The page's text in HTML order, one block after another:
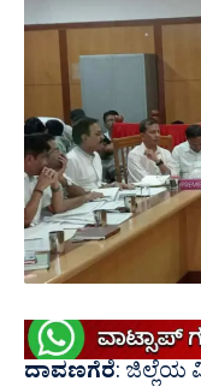
ದಾವಣಗೆರೆ: ಜಿಲ್ಲೆಯ